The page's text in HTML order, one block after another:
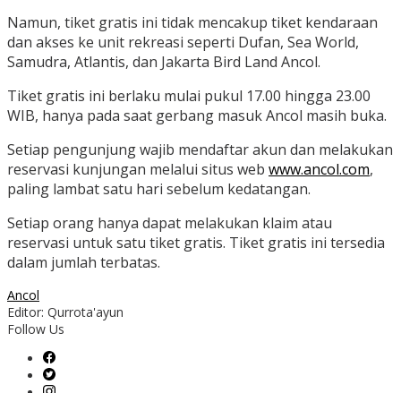
Namun, tiket gratis ini tidak mencakup tiket kendaraan
dan akses ke unit rekreasi seperti Dufan, Sea World,
Samudra, Atlantis, dan Jakarta Bird Land Ancol.
Tiket gratis ini berlaku mulai pukul 17.00 hingga 23.00
WIB, hanya pada saat gerbang masuk Ancol masih buka.
Setiap pengunjung wajib mendaftar akun dan melakukan
reservasi kunjungan melalui situs web www.ancol.com,
paling lambat satu hari sebelum kedatangan.
Setiap orang hanya dapat melakukan klaim atau
reservasi untuk satu tiket gratis. Tiket gratis ini tersedia
dalam jumlah terbatas.
Ancol
Editor: Qurrota'ayun
Follow Us